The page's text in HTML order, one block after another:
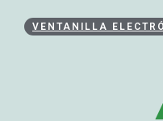
VENTANILLA